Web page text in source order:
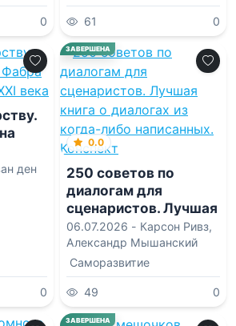
0
возрасте
61 0
века
ден
0
ЗАВЕРШЕНА
0.0
250 советов по
диалогам для
сценаристов. Лучшая
книга о диалогах из
когда-либо
написанных.
Конспект
06.07.2026 - Карсон Ривз,
Александр Мышанский
Саморазвитие
49 0
ЗАВЕРШЕНА
0.0